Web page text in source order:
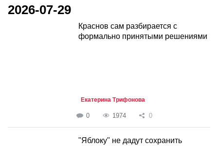
2026-07-29
Краснов сам разбирается с
формально принятыми решениями
Екатерина Трифонова
0 1974 0
"Яблоку" не дадут сохранить